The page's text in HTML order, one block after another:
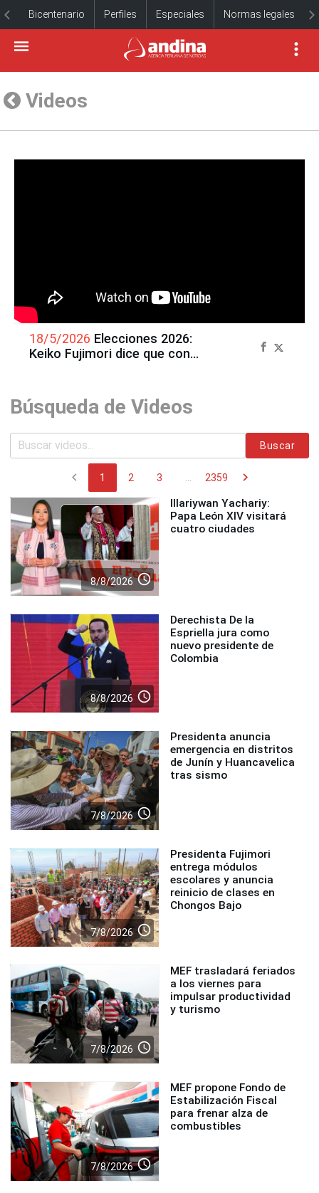
Bicentenario Perfiles Especiales Normas legales
Videos
18/5/2026 Elecciones 2026:
Keiko Fujimori dice que con
Búsqueda de Videos
Buscar
chevron_left 1 2 3 2359 chevron_right
8/8/2026 access_time
Illariywan Yachariy:
Papa León XIV visitará
cuatro ciudades
8/8/2026 access_time
Derechista De la
Espriella jura como
nuevo presidente de
Colombia
7/8/2026 access_time
Presidenta anuncia
emergencia en distritos
de Junín y Huancavelica
tras sismo
7/8/2026 access_time
Presidenta Fujimori
entrega módulos
escolares y anuncia
reinicio de clases en
Chongos Bajo
7/8/2026 access_time
MEF trasladará feriados
a los viernes para
impulsar productividad
y turismo
7/8/2026 access_time
MEF propone Fondo de
Estabilización Fiscal
para frenar alza de
combustibles